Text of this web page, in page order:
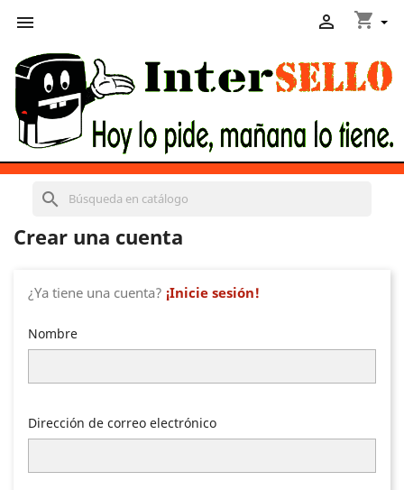
 shopping_cart

search
Crear una cuenta
¿Ya tiene una cuenta? ¡Inicie sesión!
Nombre
Dirección de correo electrónico